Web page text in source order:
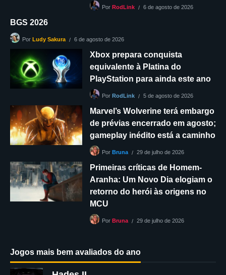
Por RodLink 6 de agosto de 2026
BGS 2026
Por Ludy Sakura 6 de agosto de 2026
Xbox prepara conquista
equivalente à Platina do
PlayStation para ainda este ano
Por RodLink 5 de agosto de 2026
Marvel’s Wolverine terá embargo
de prévias encerrado em agosto;
gameplay inédito está a caminho
Por Bruna 29 de julho de 2026
Primeiras críticas de Homem-
Aranha: Um Novo Dia elogiam o
retorno do herói às origens no
MCU
Por Bruna 29 de julho de 2026
Jogos mais bem avaliados do ano